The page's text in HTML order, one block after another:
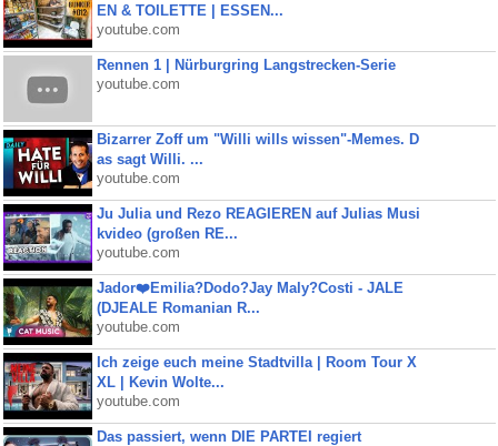
EN & TOILETTE | ESSEN...
youtube.com
Rennen 1 | Nürburgring Langstrecken-Serie
youtube.com
Bizarrer Zoff um "Willi wills wissen"-Memes. D
as sagt Willi. ...
youtube.com
Ju Julia und Rezo REAGIEREN auf Julias Musi
kvideo (großen RE...
youtube.com
Jador❤️Emilia?Dodo?Jay Maly?Costi - JALE
(DJEALE Romanian R...
youtube.com
Ich zeige euch meine Stadtvilla | Room Tour X
XL | Kevin Wolte...
youtube.com
Das passiert, wenn DIE PARTEI regiert